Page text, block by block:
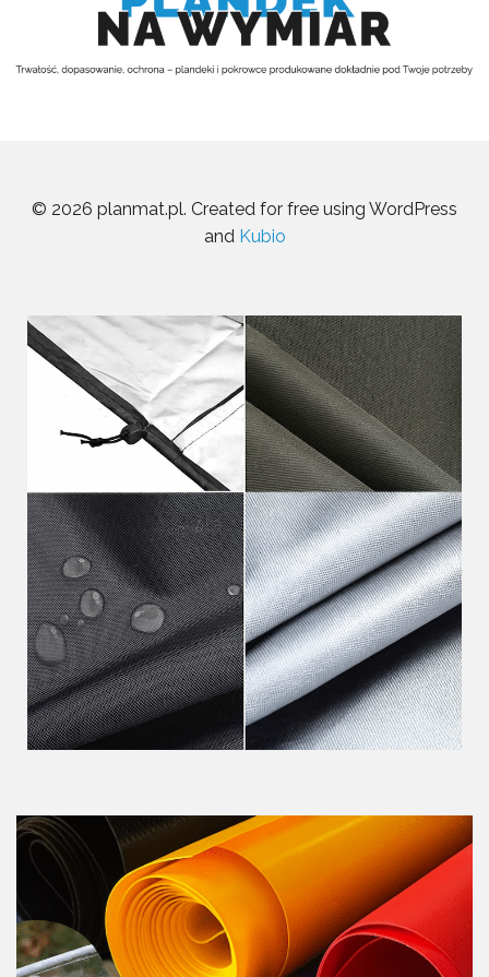
© 2026 planmat.pl. Created for free using WordPress
and Kubio